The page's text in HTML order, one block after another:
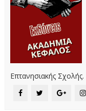
Επτανησιακής Σχολής.